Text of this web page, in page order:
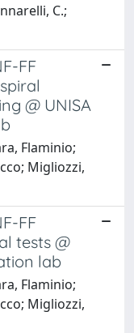
C.;
FF
@ UNISA
Flaminio;
Migliozzi,
FF
tests @
lab
Flaminio;
Migliozzi,